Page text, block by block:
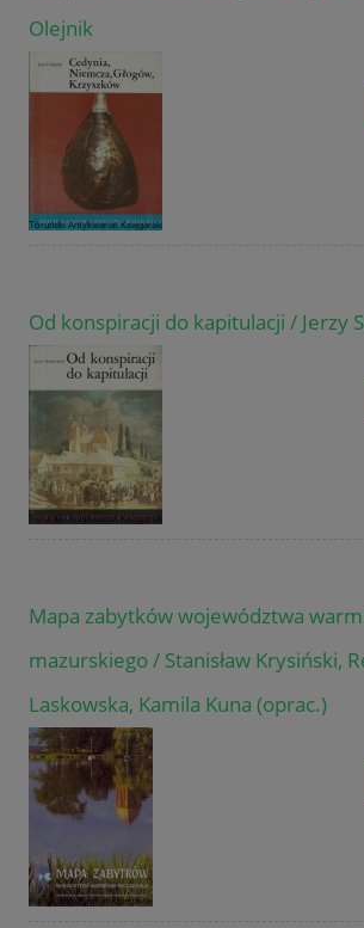
Olejnik
Od konspiracji do kapitulacji / Jerzy
Mapa zabytków województwa
mazurskiego / Stanisław Krysiński,
Laskowska, Kamila Kuna (oprac.)